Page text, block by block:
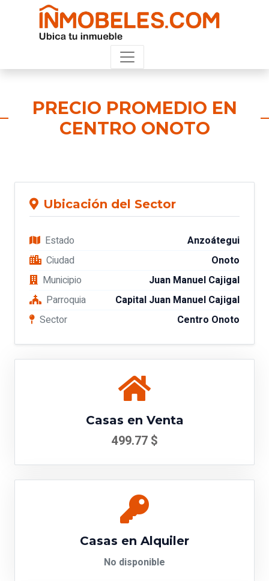
PRECIO PROMEDIO EN
CENTRO ONOTO
Ubicación del Sector
Estado
Anzoátegui
Ciudad
Onoto
Municipio
Juan Manuel Cajigal
Parroquia
Capital Juan Manuel Cajigal
Sector
Centro Onoto
Casas en Venta
499.77 $
Casas en Alquiler
No disponible